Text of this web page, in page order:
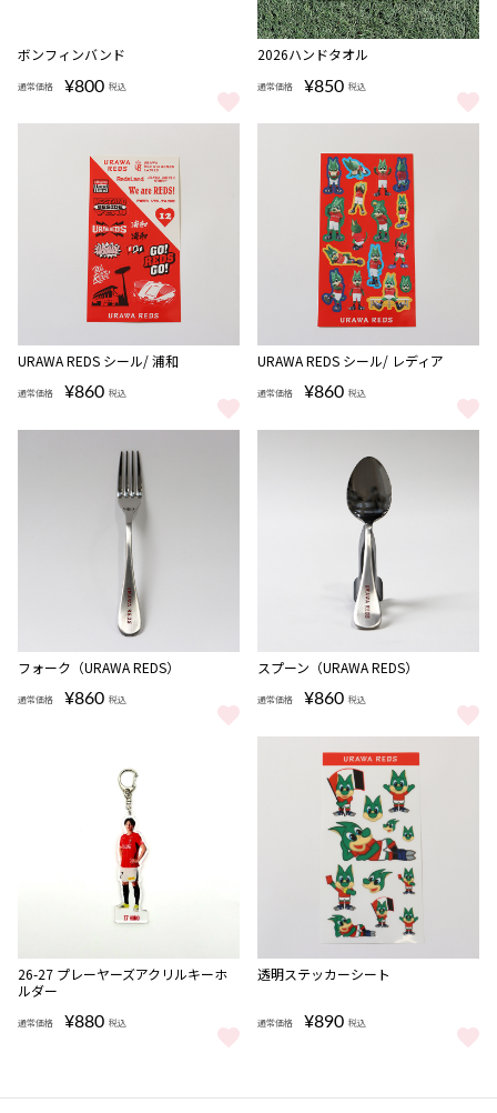
ボンフィンバンド
通常価格 ¥800 税込
ボンフィンバンド をもっと見る
2026ハンドタオル
通常価格 ¥850 税込
2026ハンドタオル をもっと見る
完売
URAWA REDS シール/ 浦和
通常価格 ¥860 税込
URAWA REDS シール/ 浦和 をもっと見る
完売
URAWA REDS シール/ レディア
通常価格 ¥860 税込
URAWA REDS シール/ レディア
フォーク（URAWA REDS）
通常価格 ¥860 税込
フォーク（URAWA REDS） をもっと見る
スプーン（URAWA REDS）
通常価格 ¥860 税込
スプーン（URAWA REDS） をも
26-27 プレーヤーズアクリルキーホ
ルダー
通常価格 ¥880 税込
26-27 プレーヤーズアクリルキーホルダー をもっと見る
透明ステッカーシート
通常価格 ¥890 税込
透明ステッカーシート をもっと